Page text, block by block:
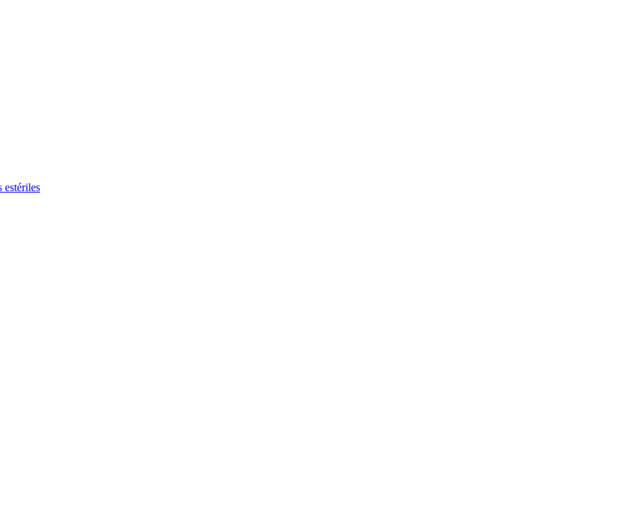
independencia y mejorar tu calidad de vida.
de trabajo interesantes en nuestro Global Job Maket.
estériles